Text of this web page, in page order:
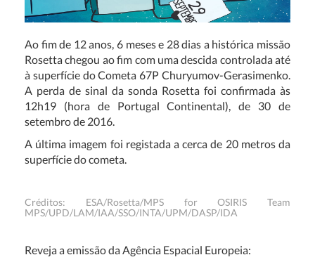
Ao fim de 12 anos, 6 meses e 28 dias a histórica missão
Rosetta chegou ao fim com uma descida controlada até
à superfície do Cometa 67P Churyumov-Gerasimenko.
A perda de sinal da sonda Rosetta foi confirmada às
12h19 (hora de Portugal Continental), de 30 de
setembro de 2016.
A última imagem foi registada a cerca de 20 metros da
superfície do cometa.
Créditos: ESA/Rosetta/MPS for OSIRIS Team
MPS/UPD/LAM/IAA/SSO/INTA/UPM/DASP/IDA
Reveja a emissão da Agência Espacial Europeia: